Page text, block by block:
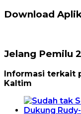
Download
Jelang Pemilu
Informasi terkait
Kaltim